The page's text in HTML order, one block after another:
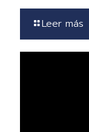
Leer más